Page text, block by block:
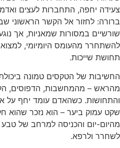
צעידה יחפה, התחברות לעצים
ברורה: לחזור אל הקשר הראשוני
שורשיים במסורות שמאניות, אך
להשתחרר מהעומס היומיומי, למצוא
תחושת שייכות.
החשיבות של הטקסים טמונה
מהראש – מהמחשבות, הדפוסים,
והתחושות. כשהאדם עומד יחף על
שקט עמוק ביער – הוא נזכר שהוא
מהיום-יום והכניסה למרחב של
לשחרר ולרפא.